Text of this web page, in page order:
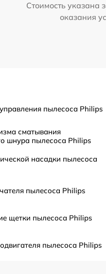
Стоимость указана
оказания
пылесоса Philips
сматывания
шнура пылесоса Philips
насадки пылесоса
пылесоса Philips
щетки пылесоса Philips
пылесоса Philips